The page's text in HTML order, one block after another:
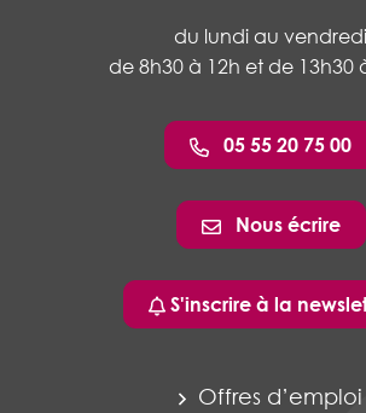
du lundi au vendredi
de 8h30 à 12h et de 13h30
05 55 20 75 00
Nous écrire
S'inscrire à la
Offres d’emploi